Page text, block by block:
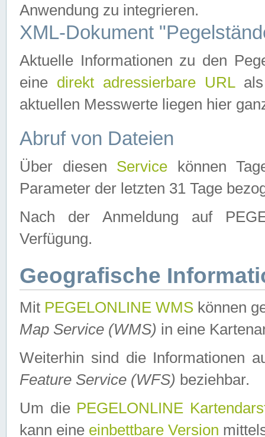
Anwendung zu integrieren.
XML-Dokument
Aktuelle Informationen zu den
eine direkt adressierbare URLals
aktuellen Messwerte liegen hier
Abruf von Dateien
Über diesen Service können
Parameter der letzten 31 Tage
Nach der Anmeldung auf
Verfügung.
Geografische
Mit PEGELONLINE WMS können
Map Service (WMS) in eine
Weiterhin sind die Informationen
Feature Service (WFS) beziehbar.
Um die PEGELONLINE
kann eine einbettbare Version